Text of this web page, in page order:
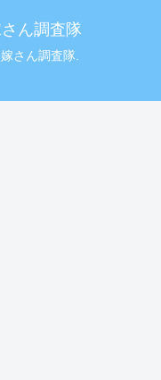
ん調査隊
さん調査隊.